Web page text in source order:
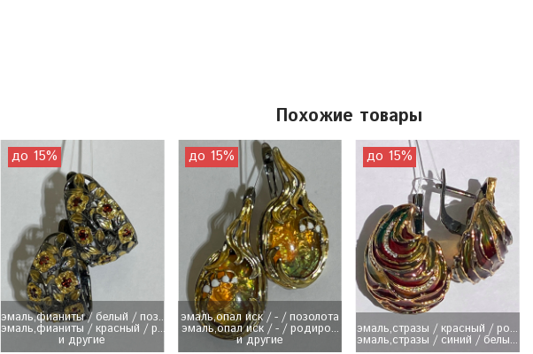
Похожие товары
эмаль,фианиты / белый / поз...
эмаль,фианиты / красный / р...
и другие
до 15%
эмаль,опал иск / - / позолота
эмаль,опал иск / - / родиро...
и другие
до 15%
эмаль,стразы / красный / ро...
эмаль,стразы / синий / белы...
до 15%